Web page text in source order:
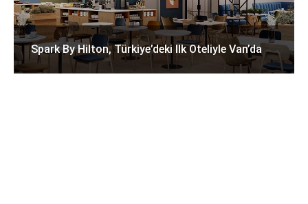
Spark By Hilton, Türkiye’deki Ilk Oteliyle Van’da